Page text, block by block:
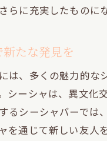
らに充実したものに
たな発見を
は、多くの魅力的
シーシャは、異文化
るシーシャバーでは
を通じて新しい友